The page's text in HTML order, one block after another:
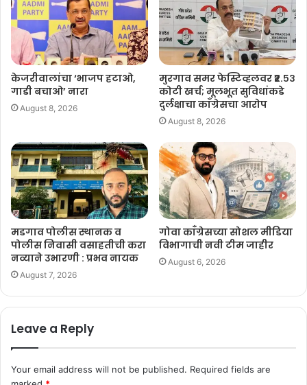
केजरीवालांचा ‘भाजप हटाओ,
गाडी बचाओ’ नारा
August 8, 2026
मुरगाव समर फेस्टिव्हलवर ₹२.५३
कोटी खर्च; मूलभूत सुविधांकडे
दुर्लक्षाचा काँग्रेसचा आरोप
August 8, 2026
मडगाव पोलीस स्थानक व
पोलीस निवासी वसाहतीची करा
नव्याने उभारणी : प्रभव नायक
August 7, 2026
गोवा काँग्रेसच्या सोशल मीडिया
विभागाची नवी टीम जाहीर
August 6, 2026
Leave a Reply
Your email address will not be published. Required fields are